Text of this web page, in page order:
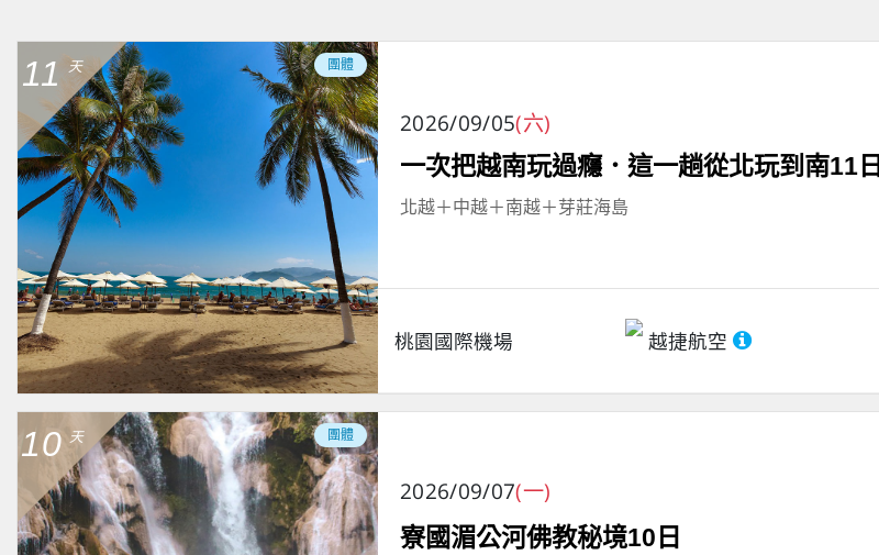
11 天 團體
2026/09/05(六)
一次把越南玩過癮．這一趟從北玩到南11日
北越＋中越＋南越＋芽莊海島
桃園國際機場 越捷航空
10 天 團體
2026/09/07(一)
寮國湄公河佛教秘境10日